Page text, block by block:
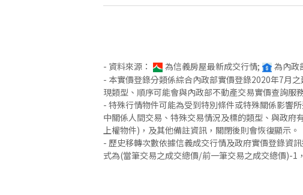
- 資料來源： 為信義房屋最新成交行情; 為內政
- 本實價登錄分類係綜合內政部實價登錄2020年7月
現類型、順序可能會與內政部不動產交易實價查詢服
- 特殊行情物件可能為受到特別條件或特殊關係影響
中關係人間交易、特殊交易情況及標的類型、與政
上權物件)，及其他備註資訊，關閉後則會恢復顯示。
- 歷史移轉次數依據信義成交行情及政府實價登錄資
式為(當筆交易之成交總價/前一筆交易之成交總價)-1